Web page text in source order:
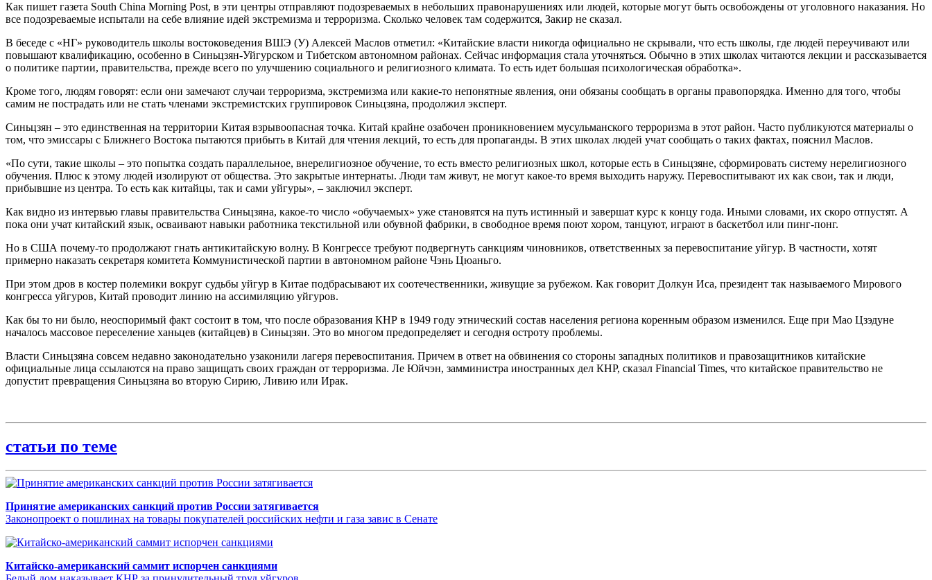
Как пишет газета South China Morning Post, в эти центры отправляют подозреваемых в небольших правонарушениях или людей, которые могут быть освобождены от уголовного наказания. Но
все подозреваемые испытали на себе влияние идей экстремизма и терроризма. Сколько человек там содержится, Закир не сказал.
В беседе с «НГ» руководитель школы востоковедения ВШЭ (У) Алексей Маслов отметил: «Китайские власти никогда официально не скрывали, что есть школы, где людей переучивают или
повышают квалификацию, особенно в Синьцзян-Уйгурском и Тибетском автономном районах. Сейчас информация стала уточняться. Обычно в этих школах читаются лекции и рассказывается
о политике партии, правительства, прежде всего по улучшению социального и религиозного климата. То есть идет большая психологическая обработка».
Кроме того, людям говорят: если они замечают случаи терроризма, экстремизма или какие-то непонятные явления, они обязаны сообщать в органы правопорядка. Именно для того, чтобы
самим не пострадать или не стать членами экстремистских группировок Синьцзяна, продолжил эксперт.
Синьцзян – это единственная на территории Китая взрывоопасная точка. Китай крайне озабочен проникновением мусульманского терроризма в этот район. Часто публикуются материалы о
том, что эмиссары с Ближнего Востока пытаются прибыть в Китай для чтения лекций, то есть для пропаганды. В этих школах людей учат сообщать о таких фактах, пояснил Маслов.
«По сути, такие школы – это попытка создать параллельное, внерелигиозное обучение, то есть вместо религиозных школ, которые есть в Синьцзяне, сформировать систему нерелигиозного
обучения. Плюс к этому людей изолируют от общества. Это закрытые интернаты. Люди там живут, не могут какое-то время выходить наружу. Перевоспитывают их как свои, так и люди,
прибывшие из центра. То есть как китайцы, так и сами уйгуры», – заключил эксперт.
Как видно из интервью главы правительства Синьцзяна, какое-то число «обучаемых» уже становятся на путь истинный и завершат курс к концу года. Иными словами, их скоро отпустят. А
пока они учат китайский язык, осваивают навыки работника текстильной или обувной фабрики, в свободное время поют хором, танцуют, играют в баскетбол или пинг-понг.
Но в США почему-то продолжают гнать антикитайскую волну. В Конгрессе требуют подвергнуть санкциям чиновников, ответственных за перевоспитание уйгур. В частности, хотят
примерно наказать секретаря комитета Коммунистической партии в автономном районе Чэнь Цюаньго.
При этом дров в костер полемики вокруг судьбы уйгур в Китае подбрасывают их соотечественники, живущие за рубежом. Как говорит Долкун Иса, президент так называемого Мирового
конгресса уйгуров, Китай проводит линию на ассимиляцию уйгуров.
Как бы то ни было, неоспоримый факт состоит в том, что после образования КНР в 1949 году этнический состав населения региона коренным образом изменился. Еще при Мао Цзэдуне
началось массовое переселение ханьцев (китайцев) в Синьцзян. Это во многом предопределяет и сегодня остроту проблемы.
Власти Синьцзяна совсем недавно законодательно узаконили лагеря перевоспитания. Причем в ответ на обвинения со стороны западных политиков и правозащитников китайские
официальные лица ссылаются на право защищать своих граждан от терроризма. Ле Юйчэн, замминистра иностранных дел КНР, сказал Financial Times, что китайское правительство не
допустит превращения Синьцзяна во вторую Сирию, Ливию или Ирак.
статьи по теме
Принятие американских санкций против России затягивается
Законопроект о пошлинах на товары покупателей российских нефти и газа завис в Сенате
Китайско-американский саммит испорчен санкциями